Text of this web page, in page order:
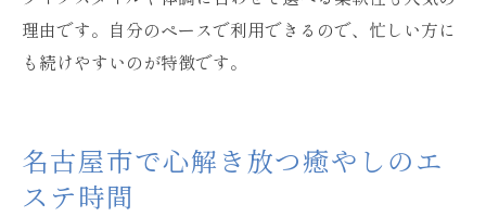
理由です。自分のペースで利用できるので、忙しい方に
も続けやすいのが特徴です。
名古屋市で心解き放つ癒やしのエ
ステ時間